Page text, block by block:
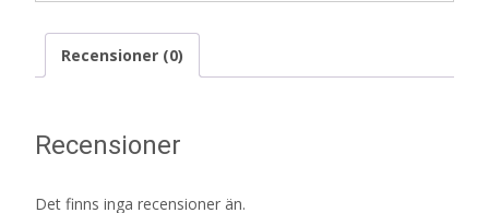
Recensioner (0)
Recensioner
Det finns inga recensioner än.